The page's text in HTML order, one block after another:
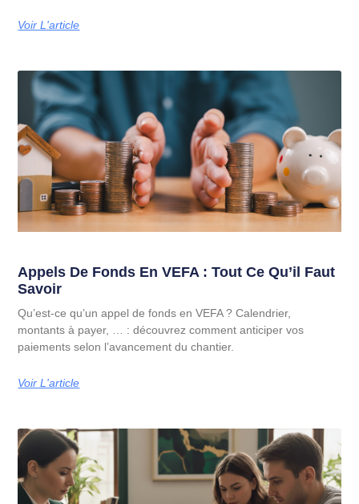
Voir L'article
Appels De Fonds En VEFA : Tout Ce Qu’il Faut
Savoir
Qu’est-ce qu’un appel de fonds en VEFA ? Calendrier,
montants à payer, … : découvrez comment anticiper vos
paiements selon l’avancement du chantier.
Voir L'article